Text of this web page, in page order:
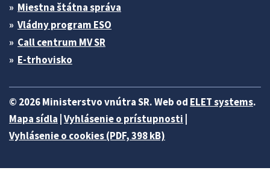
Miestna štátna správa
Vládny program ESO
Call centrum MV SR
E-trhovisko
© 2026 Ministerstvo vnútra SR. Web od ELET systems.
Mapa sídla Vyhlásenie o prístupnosti
Vyhlásenie o cookies (PDF, 398 kB)